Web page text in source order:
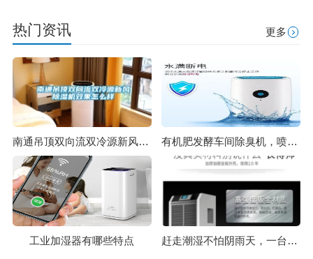
热门资讯 更多
南通吊顶双向流双冷源新风除湿机效果怎么样 有机肥发酵车间除臭机，喷雾除臭更环保
工业加湿器有哪些特点 赶走潮湿不怕阴雨天，一台除湿机就能搞定